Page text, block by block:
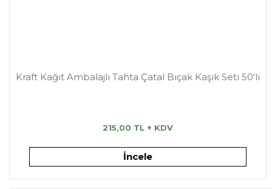
Kraft Kağıt Ambalajlı Tahta Çatal Bıçak Kaşık Seti 50'li
215,00 TL + KDV
İncele